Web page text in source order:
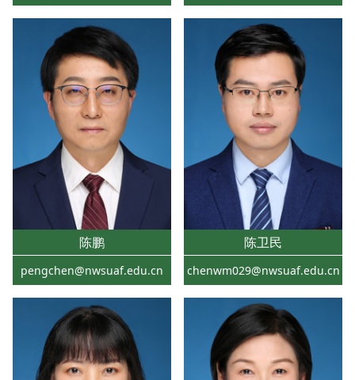
陈鹏
pengchen@nwsuaf.edu.cn
陈卫民
chenwm029@nwsuaf.edu.cn